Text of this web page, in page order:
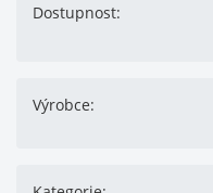
Dostupnost:
Výrobce: